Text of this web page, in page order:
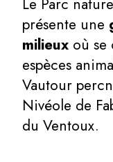
présente une
milieux où se
espèces
Vautour
Nivéole de
du Ventoux.